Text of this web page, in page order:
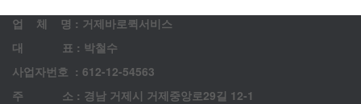
업 체 명 : 거제바로퀵서비스
대 표 : 박철수
사업자번호 : 612-12-54563
주 소 : 경남 거제시 거제중앙로29길 12-1